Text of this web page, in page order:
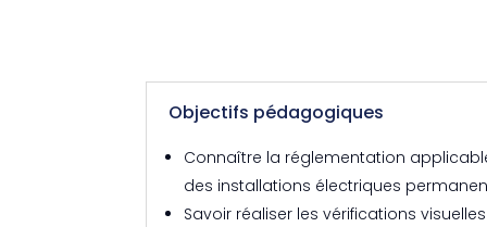
Objectifs pédagogiques
Connaître la réglementation
des installations électriques
Savoir réaliser les vérifications